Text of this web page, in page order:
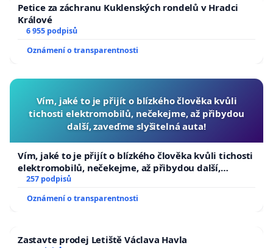
Petice za záchranu Kuklenských rondelů v Hradci
Králové
6 955 podpisů
Oznámení o transparentnosti
Vím, jaké to je přijít o blízkého člověka kvůli
tichosti elektromobilů, nečekejme, až přibydou
další, zaveďme slyšitelná auta!
Vím, jaké to je přijít o blízkého člověka kvůli tichosti
elektromobilů, nečekejme, až přibydou další,
zaveďme slyšitelná auta!
257 podpisů
Oznámení o transparentnosti
Zastavte prodej Letiště Václava Havla